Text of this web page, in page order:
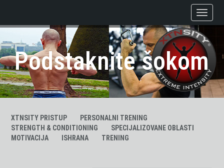
Podstaknite šokom
XTNSITY PRISTUP
PERSONALNI TRENING
STRENGTH & CONDITIONING
SPECIJALIZOVANE OBLASTI
MOTIVACIJA
ISHRANA TRENING